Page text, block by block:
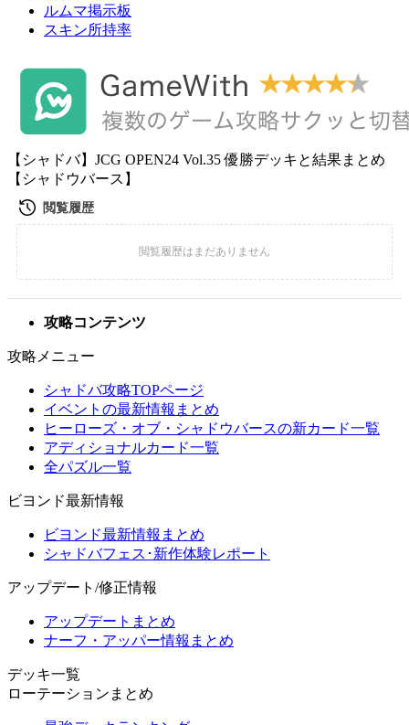
ルムマ掲示板
スキン所持率
【シャドバ】JCG OPEN24 Vol.35 優勝デッキと結果まとめ
【シャドウバース】
攻略コンテンツ
攻略メニュー
シャドバ攻略TOPページ
イベントの最新情報まとめ
ヒーローズ・オブ・シャドウバースの新カード一覧
アディショナルカード一覧
全パズル一覧
ビヨンド最新情報
ビヨンド最新情報まとめ
シャドバフェス･新作体験レポート
アップデート/修正情報
アップデートまとめ
ナーフ・アッパー情報まとめ
デッキ一覧
ローテーションまとめ